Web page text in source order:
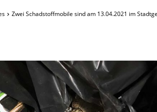
Zwei Schadstoffmobile sind am 13.04.2021 im